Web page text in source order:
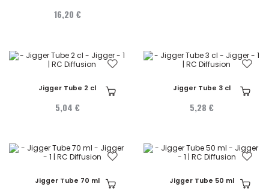
16,20 €
Jigger Tube 2 cl
5,04 €
Jigger Tube 3 cl
5,28 €
Jigger Tube 70 ml Jigger Tube 50 ml